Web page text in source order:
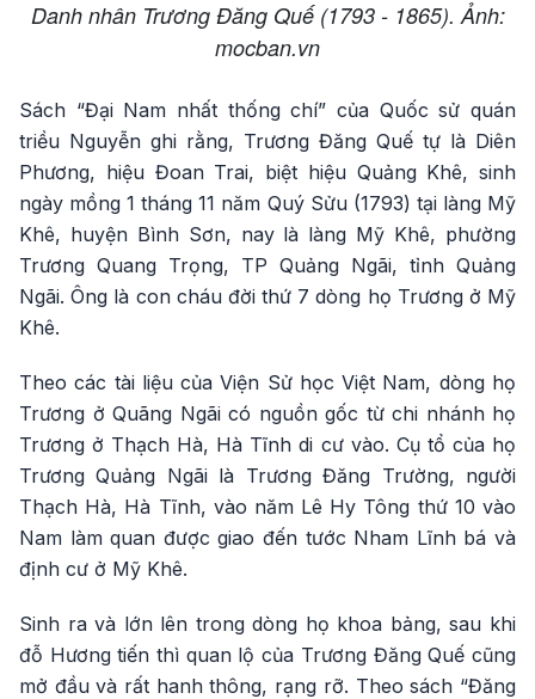
Danh nhân Trương Đăng Quế (1793 - 1865). Ảnh:
mocban.vn
Sách “Đại Nam nhất thống chí” của Quốc sử quán
triều Nguyễn ghi rằng, Trương Đăng Quế tự là Diên
Phương, hiệu Đoan Trai, biệt hiệu Quảng Khê, sinh
ngày mồng 1 tháng 11 năm Quý Sửu (1793) tại làng Mỹ
Khê, huyện Bình Sơn, nay là làng Mỹ Khê, phường
Trương Quang Trọng, TP Quảng Ngãi, tỉnh Quảng
Ngãi. Ông là con cháu đời thứ 7 dòng họ Trương ở Mỹ
Khê.
Theo các tài liệu của Viện Sử học Việt Nam, dòng họ
Trương ở Quãng Ngãi có nguồn gốc từ chi nhánh họ
Trương ở Thạch Hà, Hà Tĩnh di cư vào. Cụ tổ của họ
Trương Quảng Ngãi là Trương Đăng Trường, người
Thạch Hà, Hà Tĩnh, vào năm Lê Hy Tông thứ 10 vào
Nam làm quan được giao đến tước Nham Lĩnh bá và
định cư ở Mỹ Khê.
Sinh ra và lớn lên trong dòng họ khoa bảng, sau khi
đỗ Hương tiến thì quan lộ của Trương Đăng Quế cũng
mở đầu và rất hanh thông, rạng rỡ. Theo sách “Đăng